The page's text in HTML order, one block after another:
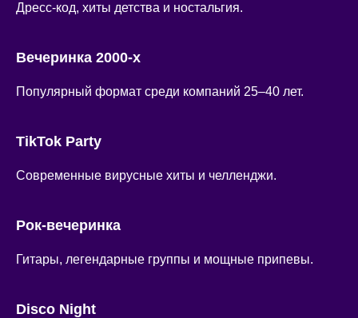
Дресс-код, хиты детства и ностальгия.
Вечеринка 2000-х
Популярный формат среди компаний 25–40 лет.
TikTok Party
Современные вирусные хиты и челленджи.
Рок-вечеринка
Гитары, легендарные группы и мощные припевы.
Disco Night